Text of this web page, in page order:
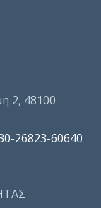
2, 48100
26823-60640